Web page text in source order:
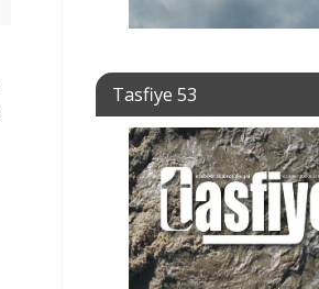
Tasfiye 53